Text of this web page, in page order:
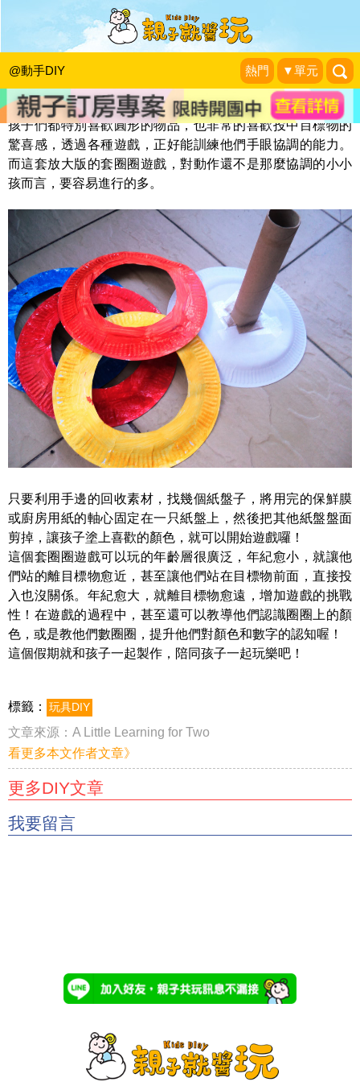
@動手DIY 熱門 ▼單元
環保放大版套圈圈遊戲
KidsPlay編輯室
孩子們都特別喜歡圓形的物品，也非常的喜歡投中目標物的
驚喜感，透過各種遊戲，正好能訓練他們手眼協調的能力。
而這套放大版的套圈圈遊戲，對動作還不是那麼協調的小小
孩而言，要容易進行的多。
只要利用手邊的回收素材，找幾個紙盤子，將用完的保鮮膜
或廚房用紙的軸心固定在一只紙盤上，然後把其他紙盤盤面
剪掉，讓孩子塗上喜歡的顏色，就可以開始遊戲囉！
這個套圈圈遊戲可以玩的年齡層很廣泛，年紀愈小，就讓他
們站的離目標物愈近，甚至讓他們站在目標物前面，直接投
入也沒關係。年紀愈大，就離目標物愈遠，增加遊戲的挑戰
性！在遊戲的過程中，甚至還可以教導他們認識圈圈上的顏
色，或是教他們數圈圈，提升他們對顏色和數字的認知喔！
這個假期就和孩子一起製作，陪同孩子一起玩樂吧！
標籤： 玩具DIY
文章來源： A Little Learning for Two
看更多本文作者文章》
更多DIY文章
我要留言